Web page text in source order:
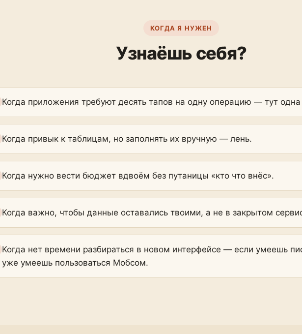
КОГДА Я НУЖЕН
Узнаёшь себя?
Когда приложения требуют десять тапов на одну операцию — тут одна
Когда привык к таблицам, но заполнять их вручную — лень.
Когда нужно вести бюджет вдвоём без путаницы «кто что внёс».
Когда важно, чтобы данные оставались твоими, а не в закрытом
Когда нет времени разбираться в новом интерфейсе — если умеешь
уже умеешь пользоваться Мобсом.